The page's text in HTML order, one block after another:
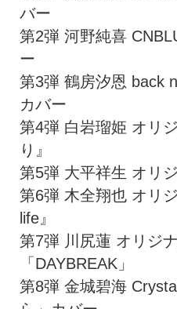
バー
第2弾 河野純喜
ー
第3弾 鶴房汐恩 back
カバー
第4弾 白岩瑠姫 オリ
り』
第5弾 大平祥生 オリ
第6弾 木全翔也 オリ
life』
第7弾 川尻蓮 オリジ
「DAYBREAK」
第8弾 金城碧海